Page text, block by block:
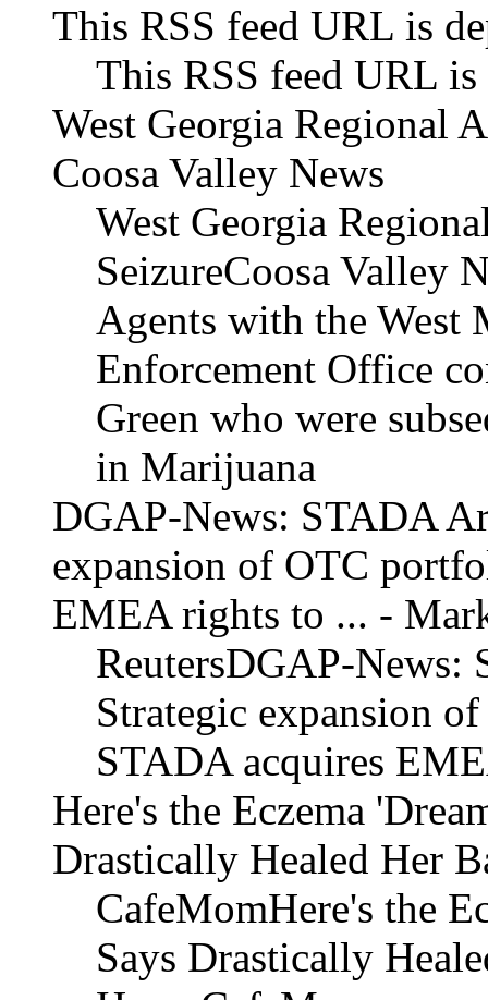
This RSS feed URL is
This RSS feed URL is
West Georgia Regional
Coosa Valley News
West Georgia
SeizureCoosa Valley
Agents with the West
Enforcement Office
Green who were
in Marijuana
DGAP-News: STADA
expansion of OTC
EMEA rights to ... -
ReutersDGAP-
Strategic expansion
STADA acquires
Here's the Eczema
Drastically Healed Her
CafeMomHere's the
Says Drastically